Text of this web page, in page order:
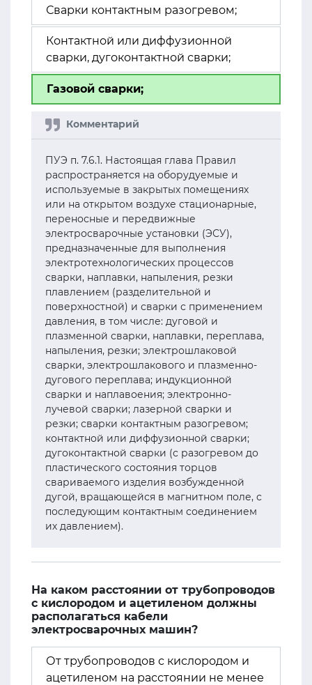
Сварки контактным разогревом;
Контактной или диффузионной
сварки, дугоконтактной сварки;
Газовой сварки;
ПУЭ п. 7.6.1. Настоящая глава Правил
распространяется на оборудуемые и
используемые в закрытых помещениях
или на открытом воздухе стационарные,
переносные и передвижные
электросварочные установки (ЭСУ),
предназначенные для выполнения
электротехнологических процессов
сварки, наплавки, напыления, резки
плавлением (разделительной и
поверхностной) и сварки с применением
давления, в том числе: дуговой и
плазменной сварки, наплавки, переплава,
напыления, резки; электрошлаковой
сварки, электрошлакового и плазменно-
дугового переплава; индукционной
сварки и наплавоения; электронно-
лучевой сварки; лазерной сварки и
резки; сварки контактным разогревом;
контактной или диффузионной сварки;
дугоконтактной сварки (с разогревом до
пластического состояния торцов
свариваемого изделия возбужденной
дугой, вращающейся в магнитном поле, с
последующим контактным соединением
их давлением).
На каком расстоянии от трубопроводов
с кислородом и ацетиленом должны
располагаться кабели
электросварочных машин?
От трубопроводов с кислородом и
ацетиленом на расстоянии не менее